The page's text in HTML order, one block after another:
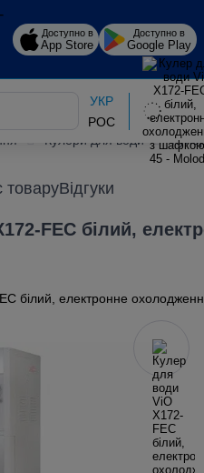
Доступно в
App Store
Доступно в
Google Play
УКР
РОС
Кулери для води
товаруВідгуки
FEC білий,